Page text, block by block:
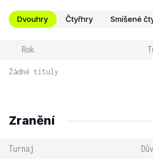
Dvouhry Čtyřhry Smíšené
Rok
Žádné tituly
Zranění
Turnaj